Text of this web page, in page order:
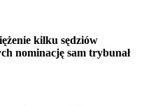
kilku sędziów
nominację sam trybunał